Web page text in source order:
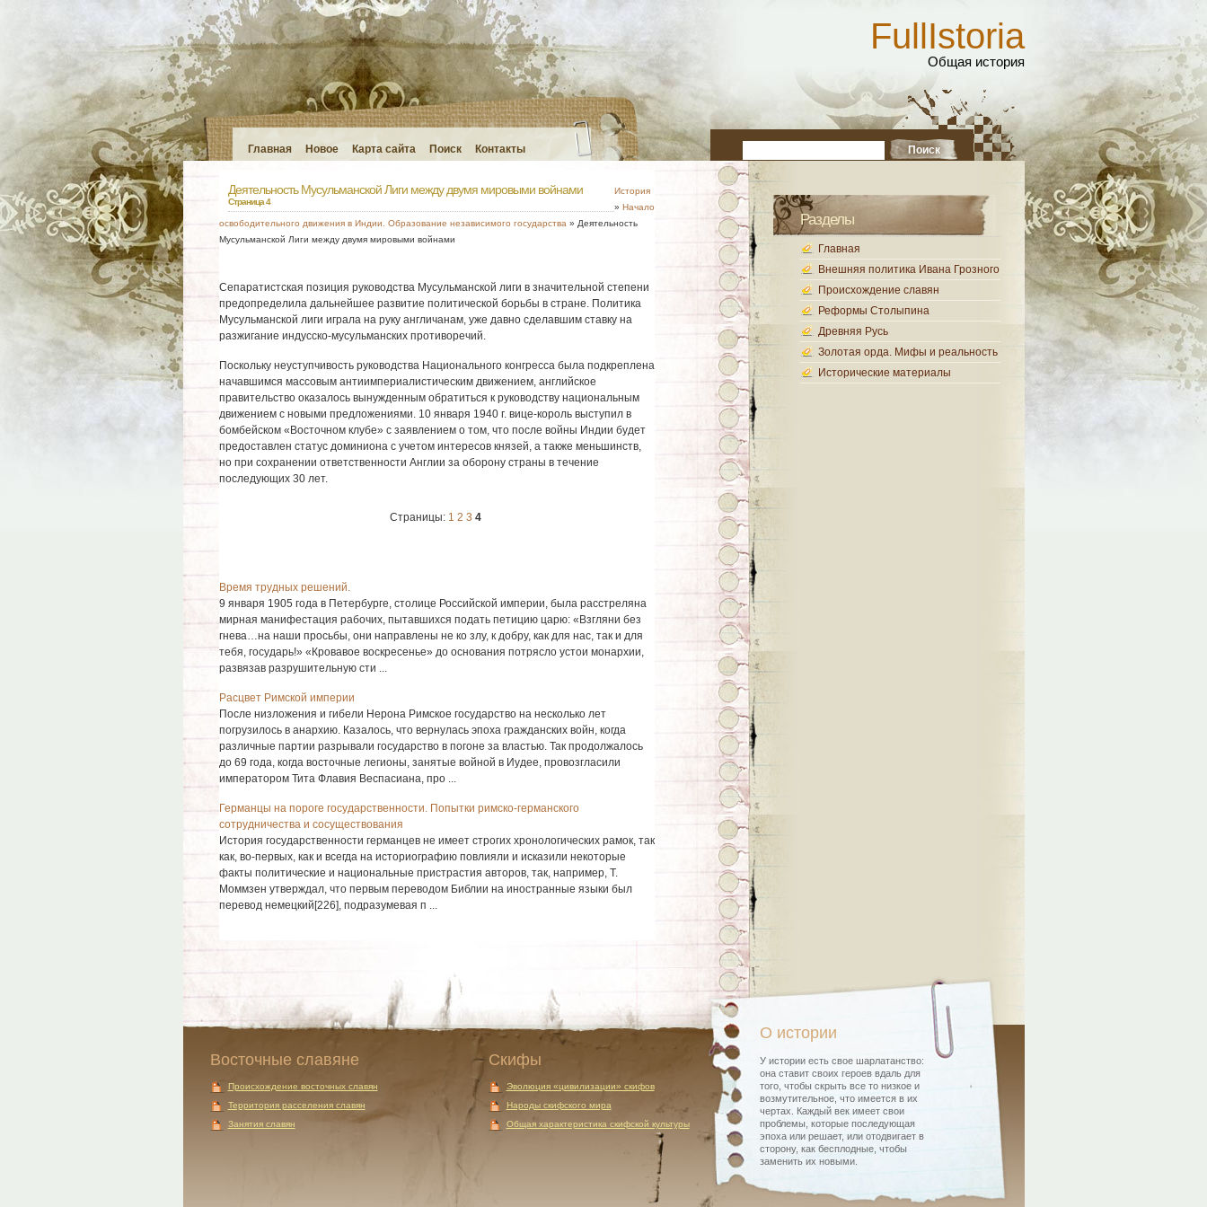
FullIstoria
Общая история
Главная Новое Карта сайта Поиск Контакты
Деятельность Мусульманской Лиги между двумя мировыми войнами
Страница 4
История
» Начало
освободительного движения в Индии. Образование независимого государства » Деятельность
Мусульманской Лиги между двумя мировыми войнами
Сепаратистская позиция руководства Мусульманской лиги в значительной степени
предопределила дальнейшее развитие политической борьбы в стране. Политика
Мусульманской лиги играла на руку англичанам, уже давно сделавшим ставку на
разжигание индусско-мусульманских противоречий.
Поскольку неуступчивость руководства Национального конгресса была подкреплена
начавшимся массовым антиимпериалистическим движением, английское
правительство оказалось вынужденным обратиться к руководству национальным
движением с новыми предложениями. 10 января 1940 г. вице-король выступил в
бомбейском «Восточном клубе» с заявлением о том, что после войны Индии будет
предоставлен статус доминиона с учетом интересов князей, а также меньшинств,
но при сохранении ответственности Англии за оборону страны в течение
последующих 30 лет.
Страницы: 1 2 3 4
Время трудных решений.
9 января 1905 года в Петербурге, столице Российской империи, была расстреляна
мирная манифестация рабочих, пытавшихся подать петицию царю: «Взгляни без
гнева…на наши просьбы, они направлены не ко злу, к добру, как для нас, так и для
тебя, государь!» «Кровавое воскресенье» до основания потрясло устои монархии,
развязав разрушительную сти ...
Расцвет Римской империи
После низложения и гибели Нерона Римское государство на несколько лет
погрузилось в анархию. Казалось, что вернулась эпоха гражданских войн, когда
различные партии разрывали государство в погоне за властью. Так продолжалось
до 69 года, когда восточные легионы, занятые войной в Иудее, провозгласили
императором Тита Флавия Веспасиана, про ...
Германцы на пороге государственности. Попытки римско-германского
сотрудничества и сосуществования
История государственности германцев не имеет строгих хронологических рамок, так
как, во-первых, как и всегда на историографию повлияли и исказили некоторые
факты политические и национальные пристрастия авторов, так, например, Т.
Моммзен утверждал, что первым переводом Библии на иностранные языки был
перевод немецкий[226], подразумевая п ...
Разделы
Главная
Внешняя политика Ивана Грозного
Происхождение славян
Реформы Столыпина
Древняя Русь
Золотая орда. Мифы и реальность
Исторические материалы
Восточные славяне
Происхождение восточных славян
Территория расселения славян
Занятия славян
Скифы
Эволюция «цивилизации» скифов
Народы скифского мира
Общая характеристика скифской культуры
О истории
У истории есть свое шарлатанство:
она ставит своих героев вдаль для
того, чтобы скрыть все то низкое и
возмутительное, что имеется в их
чертах. Каждый век имеет свои
проблемы, которые последующая
эпоха или решает, или отодвигает в
сторону, как бесплодные, чтобы
заменить их новыми.